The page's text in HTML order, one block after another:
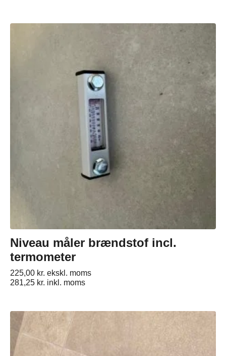
Niveau måler brændstof incl.
termometer
225,00 kr. ekskl. moms
281,25 kr. inkl. moms